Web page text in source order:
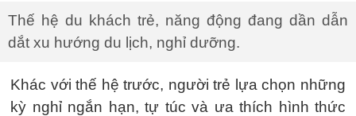
Thế hệ du khách trẻ, năng động đang dần dẫn
dắt xu hướng du lịch, nghỉ dưỡng.
Khác với thế hệ trước, người trẻ lựa chọn những
kỳ nghỉ ngắn hạn, tự túc và ưa thích hình thức